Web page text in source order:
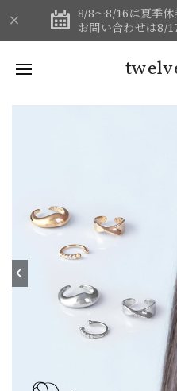
8/8～8/16は夏季休
お問い合わせは8/